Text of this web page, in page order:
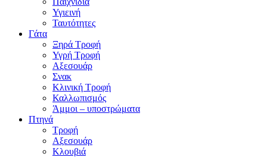
Υγιεινή
Ταυτότητες
Γάτα
Ξηρά Τροφή
Υγρή Τροφή
Αξεσουάρ
Σνακ
Κλινική Τροφή
Καλλωπισμός
Άμμοι – υποστρώματα
Πτηνά
Τροφή
Αξεσουάρ
Κλουβιά